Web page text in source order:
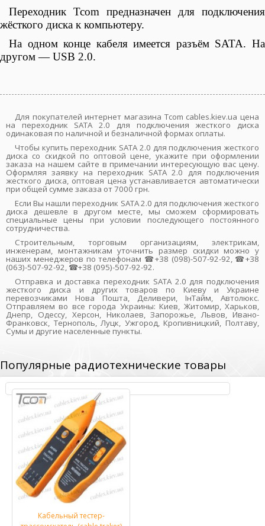
Переходник Tcom предназначен для подключения
жёсткого диска к компьютеру.
На одном конце кабеля имеется разъём SATA. На
другом — USB 2.0.
Для покупателей интернет магазина Tcom cables.kiev.ua цена
на переходник SATA 2.0 для подключения жесткого диска
одинаковая по наличной и безналичной формах оплаты.
Чтобы купить переходник SATA 2.0 для подключения жесткого
диска со скидкой по оптовой цене, укажите при оформлении
заказа на нашем сайте в примечании интересующую вас цену.
Оформляя заявку на переходник SATA 2.0 для подключения
жесткого диска, оптовая цена устанавливается автоматически
при общей сумме заказа от 7000 грн.
Если Вы нашли переходник SATA 2.0 для подключения жесткого
диска дешевле в другом месте, мы сможем сформировать
специальные цены при условии последующего постоянного
сотрудничества.
Строительным, торговым организациям, электрикам,
инженерам, монтажникам уточнить размер скидки можно у
наших менеджеров по телефонам ☎+38 (098)-507-92-92, ☎+38
(063)-507-92-92, ☎+38 (095)-507-92-92.
Отправка и доставка переходник SATA 2.0 для подключения
жесткого диска и других товаров по Киеву и Украине
перевозчиками Нова Пошта, Деливери, ІнТайм, Автолюкс.
Отправляем во все города Украины: Киев, Житомир, Харьков,
Днепр, Одессу, Херсон, Николаев, Запорожье, Львов, Ивано-
Франковск, Тернополь, Луцк, Ужгород, Кропивницкий, Полтаву,
Сумы и другие населенные пункты.
Популярные радиотехнические товары
Кабельный тестер-